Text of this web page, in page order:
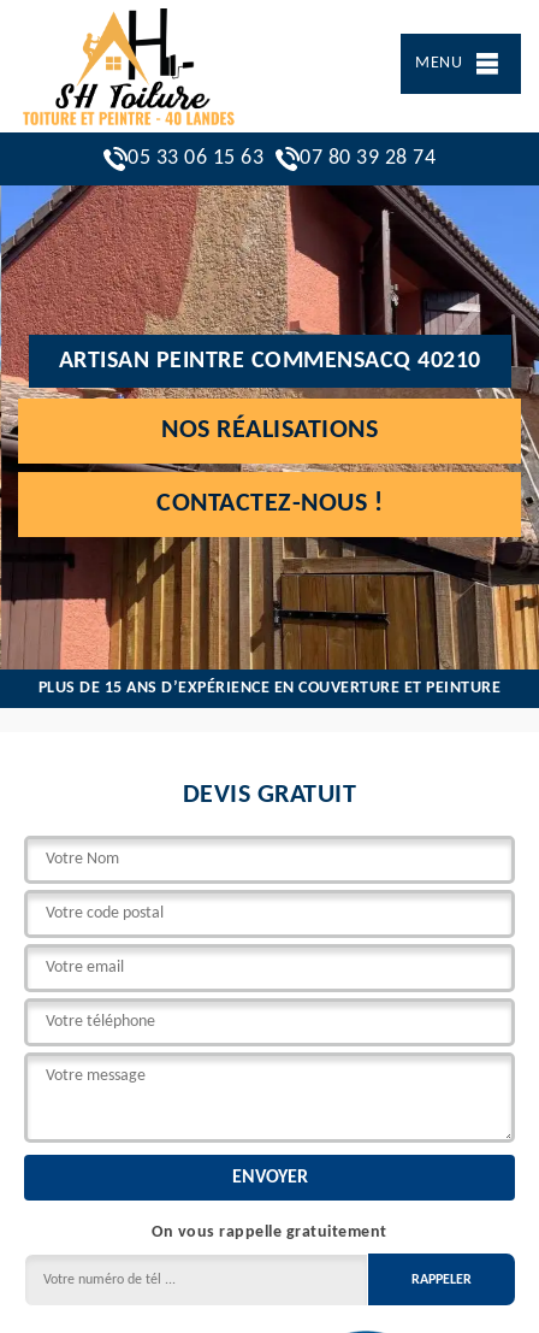
MENU
05 33 06 15 63 07 80 39 28 74
ARTISAN PEINTRE COMMENSACQ 40210
NOS RÉALISATIONS
CONTACTEZ-NOUS !
PLUS DE 15 ANS D’EXPÉRIENCE EN COUVERTURE ET PEINTURE
DEVIS GRATUIT
On vous rappelle gratuitement